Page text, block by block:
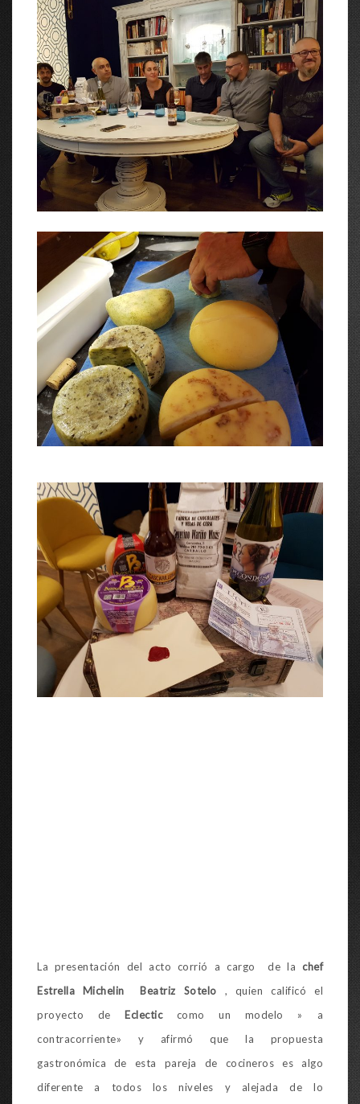
La presentación del acto corrió a cargo de la chef
Estrella Michelin Beatriz Sotelo , quien calificó el
proyecto de Eclecticcomo un modelo » a
contracorriente» y afirmó que la propuesta
gastronómica de esta pareja de cocineros es algo
diferente a todos los niveles y alejada de lo